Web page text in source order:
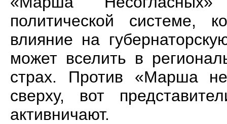
политической системе,
влияние на
может вселить в
страх. Против «Марша
сверху, вот
активничают.